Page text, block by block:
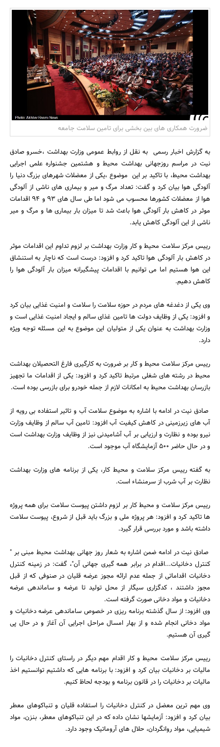
بانک، بیمه و سرمایه
مسکن و ساختمان
جستجو
ضرورت همکاری های بین بخشی برای تامین سلامت جامعه
به گزارش اخبار رسمی به نقل از روابط عمومی وزارت بهداشت ،خسرو صادق
نیت در مراسم روزجهانی بهداشت محیط و هشتمین جشنواره علمی اجرایی
بهداشت محیط، با تاکید بر این موضوع ،یکی از معضلات شهرهای بزرگ دنیا را
آلودگی هوا بیان کرد و گفت: تعداد مرگ و میر و بیماری های ناشی از آلودگی
هوا از معضلات کشورها محسوب می شود اما طی سال های 93 و 94 اقدامات
موثر در کاهش بار آلودگی هوا باعث شد تا میزان بار بیماری ها و مرگ و میر
ناشی از این آلودگی کاهش یابد.
رییس مرکز سلامت محیط و کار وزارت بهداشت بر لزوم تداوم این اقدامات موثر
در کاهش بار آلودگی هوا تاکید کرد و افزود: درست است که ناچار به استنشاق
این هوا هستیم اما می توانیم با اقدامات پیشگیرانه میزان بار آلودگی هوا را
کاهش دهیم.
وی یکی از دغدغه های مردم در حوزه سلامت را سلامت و امنیت غذایی بیان کرد
و افزود: یکی از وظایف دولت ها تامین غذای سالم و ایجاد امنیت غذایی است و
وزارت بهداشت به عنوان یکی از متولیان این موضوع به این مسئله توجه ویژه
دارد.
رییس مرکز سلامت محیط و کار بر ضرورت به کارگیری فارغ التحصیلان بهداشت
محیط در رشته های شغلی مرتبط تاکید کرد و افزود: یکی از اقدامات ما تجهیز
بازرسان بهداشت محیط به امکانات لازم از جمله خودرو برای بازرسی بوده است.
صادق نیت در ادامه با اشاره به موضوع سلامت آب و تاثیر استفاده بی رویه از
آب های زیرزمینی در کاهش کیفیت آب افزود: تامین آب سالم از وظایف وزارت
نیرو بوده و نظارت و ارزیابی بر آب آشامیدنی نیز از وظایف وزارت بهداشت است
و در حال حاضر 500 آزمایشگاه آب موجود است.
به گفته رییس مرکز سلامت و محیط کار، یکی از برنامه های وزارت بهداشت
نظارت بر آب شرب از سرمنشاء است.
رییس مرکز سلامت و محیط کار بر لزوم داشتن پیوست سلامت برای همه پروژه
ها تاکید کرد و افزود: هر پروژه ملی و بزرگ باید قبل از شروع، پیوست سلامت
داشته باشد و مورد بررسی قرار گیرد.
صادق نیت در ادامه ضمن اشاره به شعار روز جهانی بهداشت محیط مبنی بر "
کنترل دخانیات...اقدام در برابر همه گیری جهانی آن"، گفت: در زمینه کنترل
دخانیات اقداماتی از جمله عدم ارائه مجوز عرضه قلیان در صنوفی که از قبل
مجوز داشتند ، کدگزاری سیگار از محل تولید تا عرضه و ساماندهی عرضه
دخانیات و مواد دخانی صورت گرفته است.
وی افزود: از سال گذشته برنامه ریزی در خصوص ساماندهی عرضه دخانیات و
مواد دخانی انجام شده و از بهار امسال مراحل اجرایی آن آغاز و در حال پی
گیری آن هستیم.
رییس مرکز سلامت محیط و کار اقدام مهم دیگر در راستای کنترل دخانیات را
مالیات بر دخانیات بیان کرد و افزود: با برنامه هایی که داشتیم توانستیم اخذ
مالیات بر دخانیات را در قانون برنامه و بودجه لحاظ کنیم.
وی مهم ترین معضل در کنترل دخانیات را استفاده قلیان و تنباکوهای معطر
بیان کرد و افزود: آزمایشها نشان داده که در این تنباکوهای معطر، بنزن، مواد
شیمیایی، مواد روانگردان، حلال های آروماتیک وجود دارد.